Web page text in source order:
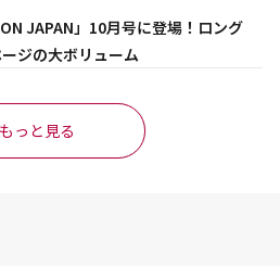
JAPAN」10月号に登場！ロング
ジの大ボリューム
もっと見る